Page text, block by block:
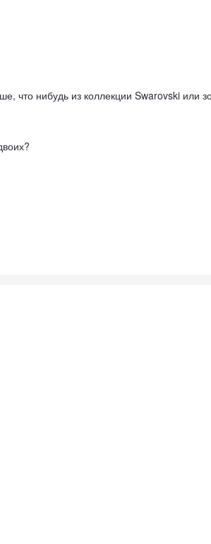
что нибудь из коллекции Swarovski или